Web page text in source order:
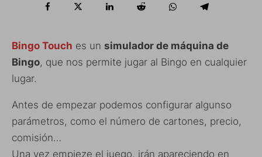
Bingo Touch es un simulador de máquina de
Bingo, que nos permite jugar al Bingo en cualquier
lugar.
Antes de empezar podemos configurar algunso
parámetros, como el número de cartones, precio,
comisión…
Una vez empieze el juego, irán apareciendo en